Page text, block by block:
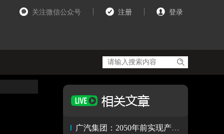
关注微信公众号 注册 登录
广汽集团：2050年前实现产品全生命周期的碳中和